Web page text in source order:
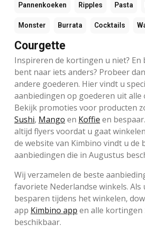
Pannenkoeken Ripples Pasta
Monster Burrata Cocktails
Courgette
Inspireren de kortingen u niet? En
bent naar iets anders? Probeer
andere goederen. Hier vindt u
aanbiedingen op goederen uit alle
Bekijk promoties voor producten
Sushi, Mango en Koffie en
altijd flyers voordat u gaat
de website van Kimbino vindt u de
aanbiedingen die in Augustus
Wij verzamelen de beste
favoriete Nederlandse winkels. Als
besparen tijdens het winkelen,
app Kimbino app en alle kortingen
beschikbaar.